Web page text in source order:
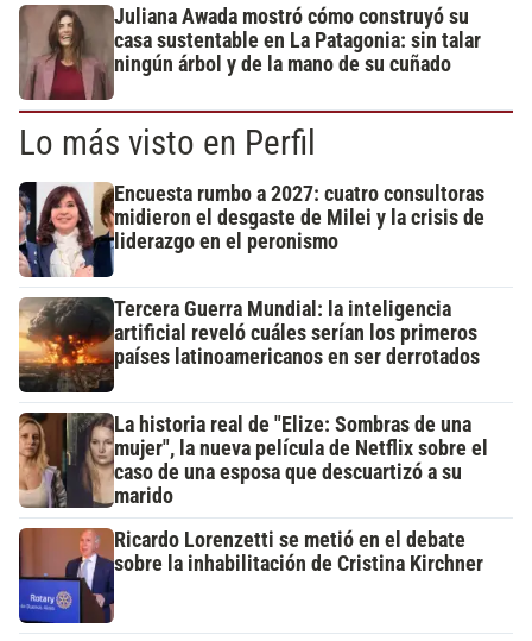
Juliana Awada mostró cómo construyó su
casa sustentable en La Patagonia: sin talar
ningún árbol y de la mano de su cuñado
Lo más visto en Perfil
Encuesta rumbo a 2027: cuatro consultoras
midieron el desgaste de Milei y la crisis de
liderazgo en el peronismo
Tercera Guerra Mundial: la inteligencia
artificial reveló cuáles serían los primeros
países latinoamericanos en ser derrotados
La historia real de "Elize: Sombras de una
mujer", la nueva película de Netflix sobre el
caso de una esposa que descuartizó a su
marido
Ricardo Lorenzetti se metió en el debate
sobre la inhabilitación de Cristina Kirchner